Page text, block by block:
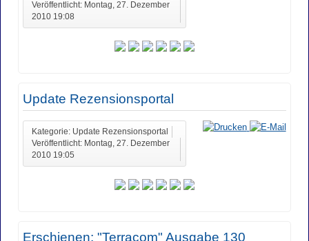
Veröffentlicht: Montag, 27. Dezember
2010 19:08
Update Rezensionsportal
Kategorie: Update Rezensionsportal
Veröffentlicht: Montag, 27. Dezember
2010 19:05
Erschienen: "Terracom" Ausgabe 130